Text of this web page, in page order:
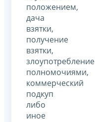
положением,
дача
взятки,
получение
взятки,
злоупотребление
полномочиями,
коммерческий
подкуп
либо
иное